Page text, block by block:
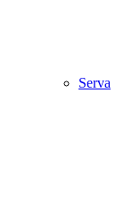
Serva